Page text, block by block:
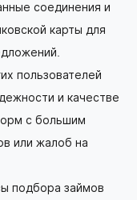
соединения и
карты для
пользователей
и качестве
с большим
или жалоб на
подбора займов